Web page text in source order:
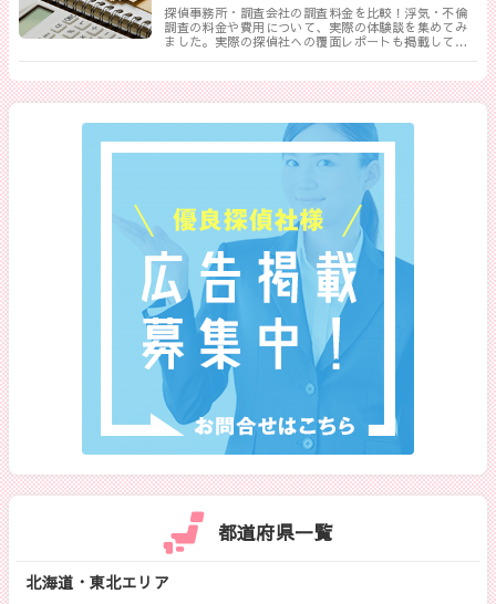
探偵事務所・調査会社の調査料金を比較！浮気・不倫
調査の料金や費用について、実際の体験談を集めてみ
ました。実際の探偵社への覆面レポートも掲載してい
都道府県一覧
北海道・東北エリア